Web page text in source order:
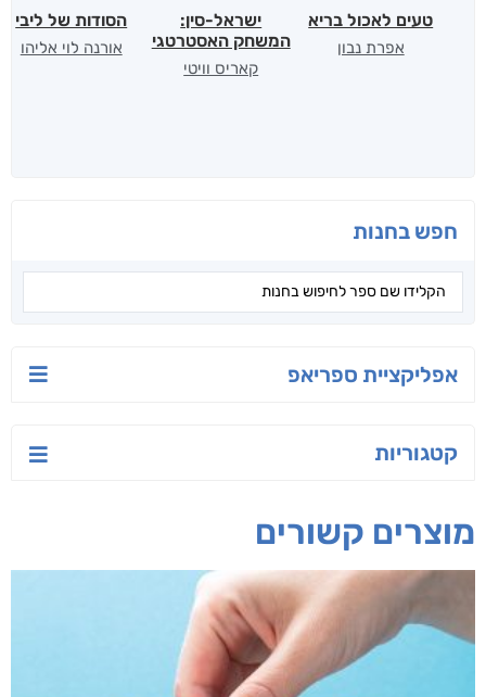
חפש בחנות
אפליקציית ספריאפ
קטגוריות
טעים לאכול בריא
אפרת נבון
ישראל-סין:
המשחק האסטרטגי
קאריס וויטי
הסודות של ליבי
אורנה לוי אליהו
מוצרים קשורים